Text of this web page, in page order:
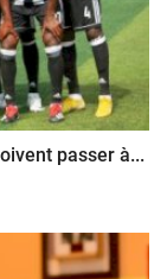
passer à...